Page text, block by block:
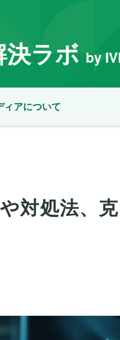
ラボ by
ィアについて
対処法、克